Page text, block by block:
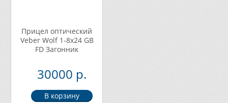
Прицел оптический
Veber Wolf 1-8x24 GB
FD Загонник
30000 р.